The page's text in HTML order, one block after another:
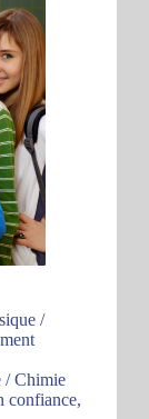
/
/ Chimie
confiance,